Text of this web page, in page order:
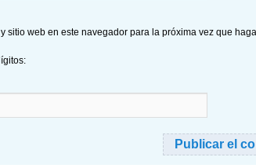
sitio web en este navegador para la próxima vez que